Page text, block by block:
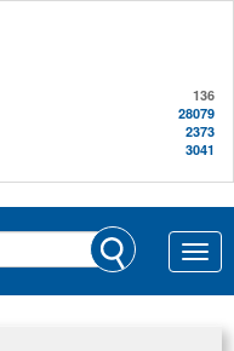
136
28079
2373
3041
Toggle